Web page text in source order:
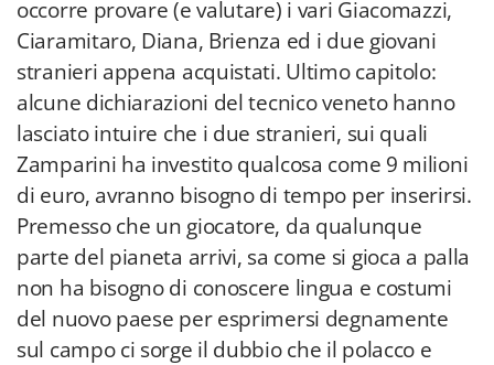
occorre provare (e valutare) i vari Giacomazzi,
Ciaramitaro, Diana, Brienza ed i due giovani
stranieri appena acquistati. Ultimo capitolo:
alcune dichiarazioni del tecnico veneto hanno
lasciato intuire che i due stranieri, sui quali
Zamparini ha investito qualcosa come 9 milioni
di euro, avranno bisogno di tempo per inserirsi.
Premesso che un giocatore, da qualunque
parte del pianeta arrivi, sa come si gioca a palla
non ha bisogno di conoscere lingua e costumi
del nuovo paese per esprimersi degnamente
sul campo ci sorge il dubbio che il polacco e